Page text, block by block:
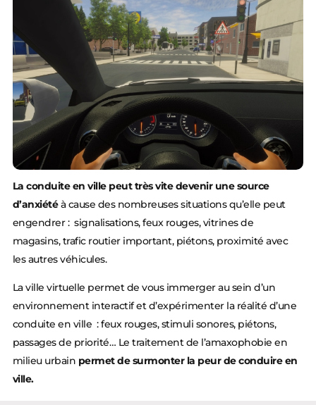
La conduite en ville peut très vite devenir une source
d’anxiétéà cause des nombreuses situations qu’elle peut
engendrer : signalisations, feux rouges, vitrines de
magasins, trafic routier important, piétons, proximité avec
les autres véhicules.
La ville virtuelle permet de vous immerger au sein d’un
environnement interactif et d’expérimenter la réalité d’une
conduite en ville : feux rouges, stimuli sonores, piétons,
passages de priorité… Le traitement de l’amaxophobie en
milieu urbain permet de surmonter la peur de conduire en
ville.